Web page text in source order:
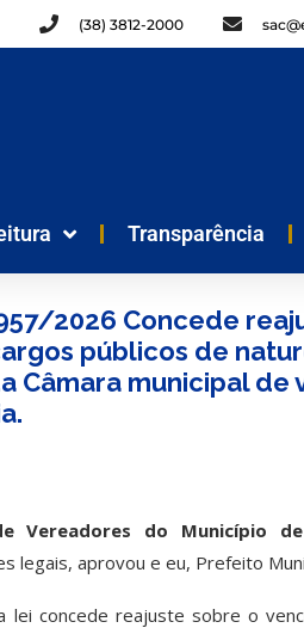
(38) 3812-2000
Transparência
2026 Concede
públicos de
Câmara municipal de
Vereadores do Município de
legais, aprovou e eu, Prefeito
lei concede reajuste sobre o